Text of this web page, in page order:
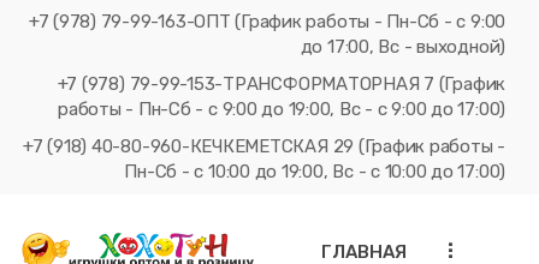
+7 (978) 79-99-163-ОПТ (График работы - Пн-Сб - с 9:00
до 17:00, Вс - выходной)
+7 (978) 79-99-153-ТРАНСФОРМАТОРНАЯ 7 (График
работы - Пн-Сб - с 9:00 до 19:00, Вс - с 9:00 до 17:00)
+7 (918) 40-80-960-КЕЧКЕМЕТСКАЯ 29 (График работы -
Пн-Сб - с 10:00 до 19:00, Вс - с 10:00 до 17:00)
ГЛАВНАЯ ...